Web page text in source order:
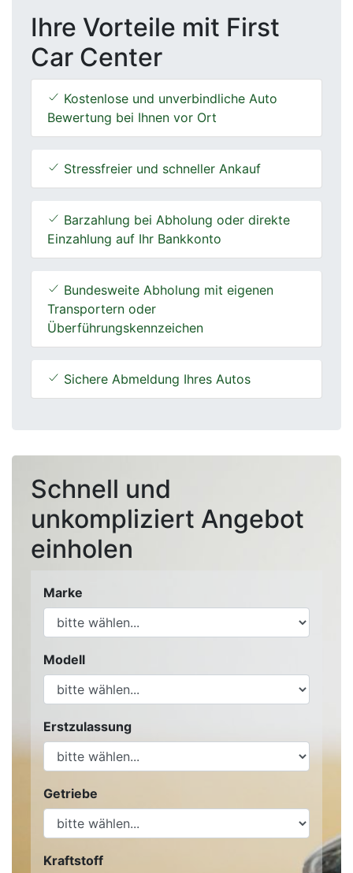
Ihre Vorteile mit First
Car Center
Kostenlose und unverbindliche Auto
Bewertung bei Ihnen vor Ort
Stressfreier und schneller Ankauf
Barzahlung bei Abholung oder direkte
Einzahlung auf Ihr Bankkonto
Bundesweite Abholung mit eigenen
Transportern oder
Überführungskennzeichen
Sichere Abmeldung Ihres Autos
Schnell und
unkompliziert Angebot
einholen
Marke
Modell
Erstzulassung
Getriebe
Kraftstoff